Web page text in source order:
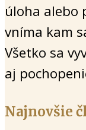
úloha alebo
vníma kam
Všetko sa
aj
Najnovšie